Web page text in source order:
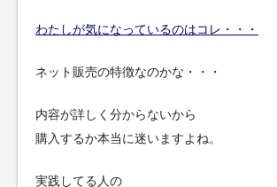
わたしが気になっているのはコレ・・・
ネット販売の特徴なのかな・・・
内容が詳しく分からないから
購入するか本当に迷いますよね。
実践してる人の